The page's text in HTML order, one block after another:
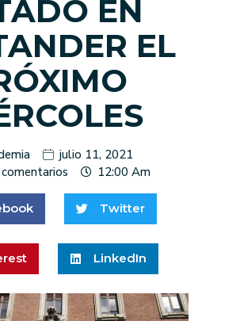
EN
EL
julio 11, 2021
12:00 Am
Twitter
LinkedIn